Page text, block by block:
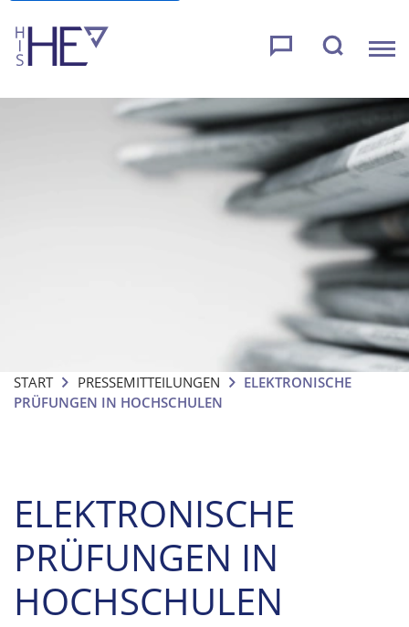
START PRESSEMITTEILUNGEN
ELEKTRONISCHE
PRÜFUNGEN IN HOCHSCHULEN
ELEKTRONISCHE
PRÜFUNGEN IN
HOCHSCHULEN